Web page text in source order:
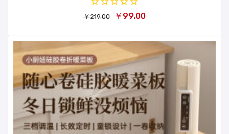
￥219.00 ￥99.00